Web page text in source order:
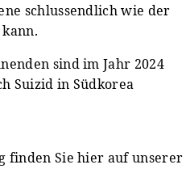
schlussendlich wie der
sind im Jahr 2024
Suizid in Südkorea
finden Sie hier auf unserer